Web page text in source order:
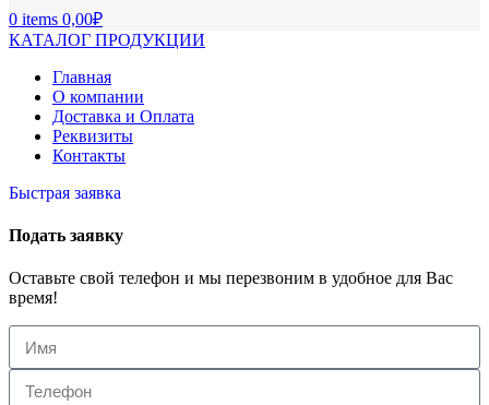
0 items 0,00₽
КАТАЛОГ ПРОДУКЦИИ
Главная
О компании
Доставка и Оплата
Реквизиты
Контакты
Быстрая заявка
Подать заявку
Оставьте свой телефон и мы перезвоним в удобное для Вас
время!